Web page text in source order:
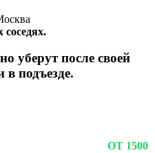
уберут после своей
подъезде.
ОТ 1500